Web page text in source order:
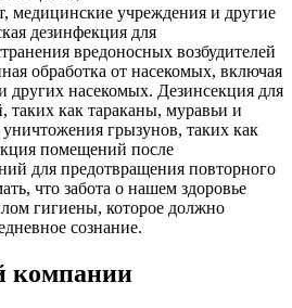
, медицинские учреждения и другие
дезинфекция для
вредоносных возбудителей
обработка от насекомых, включая
других насекомых. Дезинсекция для
таких как тараканы, муравьи и
грызунов, таких как
помещений после
для предотвращения повторного
что забота о нашем здоровье
гигиены, которое должно
сознание.
компании